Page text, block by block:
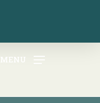
MENU